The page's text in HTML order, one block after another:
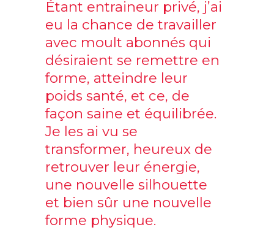
Étant entraineur privé, j’ai
eu la chance de travailler
avec moult abonnés qui
désiraient se remettre en
forme, atteindre leur
poids santé, et ce, de
façon saine et équilibrée.
Je les ai vu se
transformer, heureux de
retrouver leur énergie,
une nouvelle silhouette
et bien sûr une nouvelle
forme physique.